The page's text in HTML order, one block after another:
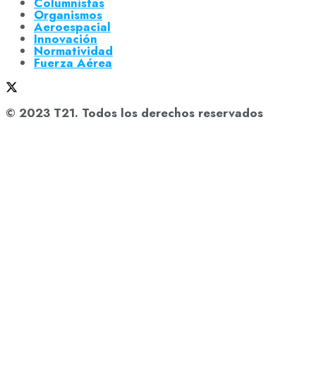
Organismos
Aeroespacial
Innovación
Normatividad
Fuerza Aérea
© 2023 T21. Todos los derechos reservados